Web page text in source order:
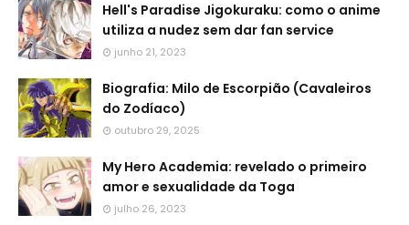
Hell's Paradise Jigokuraku: como o anime
utiliza a nudez sem dar fan service
junho 21, 2023
Biografia: Milo de Escorpião (Cavaleiros
do Zodíaco)
outubro 29, 2025
My Hero Academia: revelado o primeiro
amor e sexualidade da Toga
julho 26, 2023